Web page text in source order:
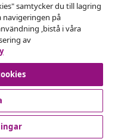
samtycker du till lagring
navigeringen på
,bistå i våra
av